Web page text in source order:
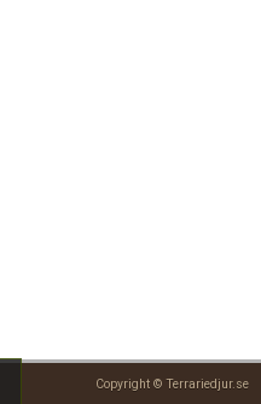
Copyright © Terrariedjur.se